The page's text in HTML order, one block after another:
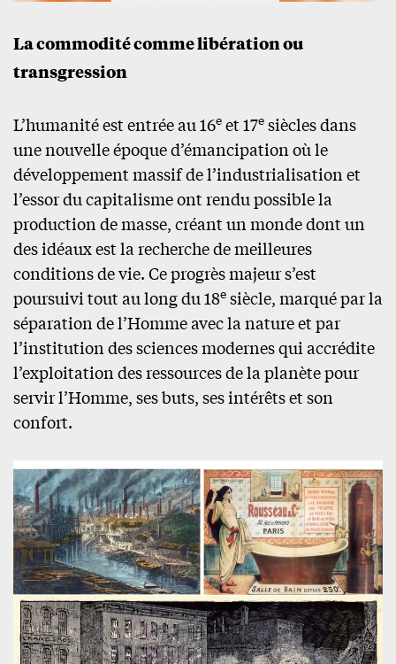
La commodité comme libération ou
transgression
L’humanité est entrée au 16e et 17e siècles dans
une nouvelle époque d’émancipation où le
développement massif de l’industrialisation et
l’essor du capitalisme ont rendu possible la
production de masse, créant un monde dont un
des idéaux est la recherche de meilleures
conditions de vie. Ce progrès majeur s’est
poursuivi tout au long du 18e siècle, marqué par la
séparation de l’Homme avec la nature et par
l’institution des sciences modernes qui accrédite
l’exploitation des ressources de la planète pour
servir l’Homme, ses buts, ses intérêts et son
confort.